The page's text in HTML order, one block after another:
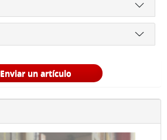
Enviar un artículo